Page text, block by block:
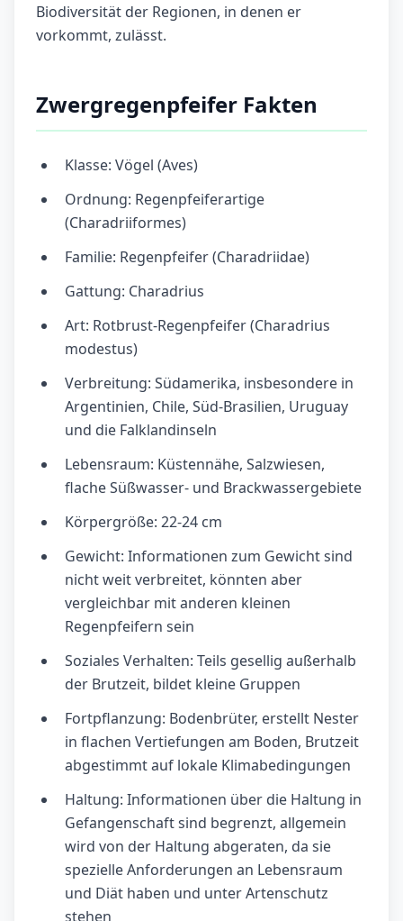
Biodiversität der Regionen, in denen er
vorkommt, zulässt.
Zwergregenpfeifer Fakten
Klasse: Vögel (Aves)
Ordnung: Regenpfeiferartige
(Charadriiformes)
Familie: Regenpfeifer (Charadriidae)
Gattung: Charadrius
Art: Rotbrust-Regenpfeifer (Charadrius
modestus)
Verbreitung: Südamerika, insbesondere in
Argentinien, Chile, Süd-Brasilien, Uruguay
und die Falklandinseln
Lebensraum: Küstennähe, Salzwiesen,
flache Süßwasser- und Brackwassergebiete
Körpergröße: 22-24 cm
Gewicht: Informationen zum Gewicht sind
nicht weit verbreitet, könnten aber
vergleichbar mit anderen kleinen
Regenpfeifern sein
Soziales Verhalten: Teils gesellig außerhalb
der Brutzeit, bildet kleine Gruppen
Fortpflanzung: Bodenbrüter, erstellt Nester
in flachen Vertiefungen am Boden, Brutzeit
abgestimmt auf lokale Klimabedingungen
Haltung: Informationen über die Haltung in
Gefangenschaft sind begrenzt, allgemein
wird von der Haltung abgeraten, da sie
spezielle Anforderungen an Lebensraum
und Diät haben und unter Artenschutz
stehen